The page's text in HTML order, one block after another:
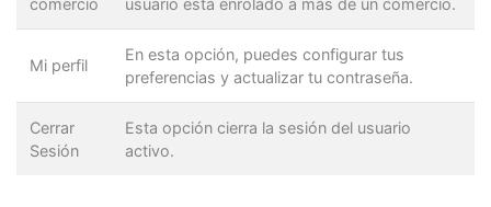
Mi perfil
En esta opción, puedes configurar tus
preferencias y actualizar tu contraseña.
Cerrar
Sesión
Esta opción cierra la sesión del usuario
activo.